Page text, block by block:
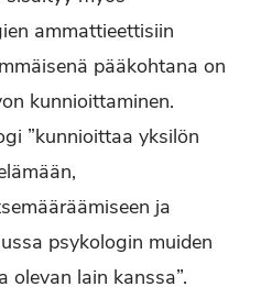
ammattieettisiin
pääkohtana on
kunnioittaminen.
”kunnioittaa yksilön
ja
psykologin muiden
olevan lain kanssa”.